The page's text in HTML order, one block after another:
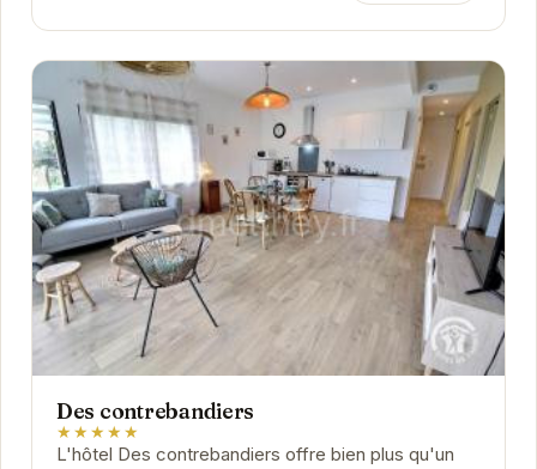
Des contrebandiers
★★★★★
L'hôtel Des contrebandiers offre bien plus qu'un